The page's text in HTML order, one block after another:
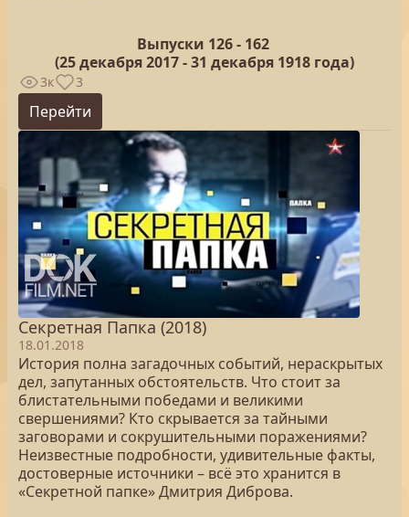
Выпуски 126 - 162
(25декабря 2017 - 31 декабря 1918 года)
3к 3
Перейти
Секретная Папка (2018)
18.01.2018
История полна загадочных событий, нераскрытых
дел, запутанных обстоятельств. Что стоит за
блистательными победами и великими
свершениями? Кто скрывается за тайными
заговорами и сокрушительными поражениями?
Неизвестные подробности, удивительные факты,
достоверные источники – всё это хранится в
«Секретной папке» Дмитрия Диброва.